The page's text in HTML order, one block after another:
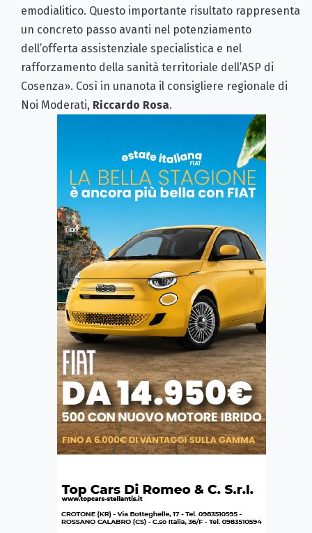
emodialitico. Questo importante risultato rappresenta
un concreto passo avanti nel potenziamento
dell’offerta assistenziale specialistica e nel
rafforzamento della sanità territoriale dell’ASP di
Cosenza». Così in unanota il consigliere regionale di
Noi Moderati, Riccardo Rosa.